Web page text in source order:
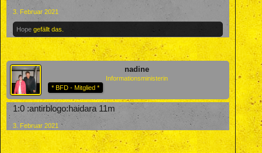
3. Februar 2021
Hope gefällt das.
nadine
Informationsministerin
* BFD - Mitglied *
1:0 :antirblogo:haidara 11m
3. Februar 2021